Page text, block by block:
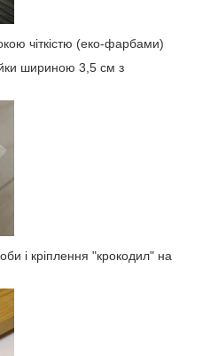
чіткістю (еко-фарбами)
шириною 3,5 см з
і кріплення "крокодил" на